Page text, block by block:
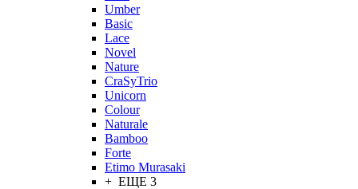
Umber
Basic
Lace
Novel
Nature
CraSyTrio
Unicorn
Colour
Naturale
Bamboo
Forte
Etimo Murasaki
+ ЕЩЕ 3